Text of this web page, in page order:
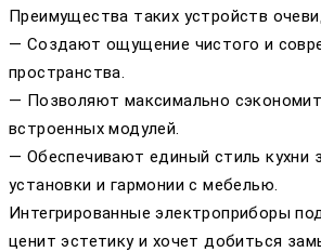
Преимущества таких устройств
— Создают ощущение чистого и
пространства.
— Позволяют максимально
встроенных модулей.
— Обеспечивают единый стиль кухни
установки и гармонии с мебелью.
Интегрированные электроприборы
ценит эстетику и хочет добиться